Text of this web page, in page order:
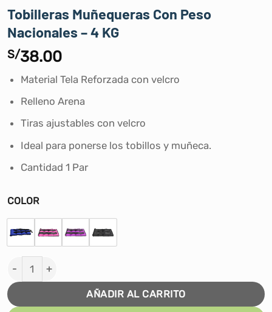
Tobilleras Muñequeras Con Peso
Nacionales – 4 KG
S/38.00
Material Tela Reforzada con velcro
Relleno Arena
Tiras ajustables con velcro
Ideal para ponerse los tobillos y muñeca.
Cantidad 1 Par
COLOR
Tobilleras Muñequeras Con Peso Nacionales - 4 KG
AÑADIR AL CARRITO